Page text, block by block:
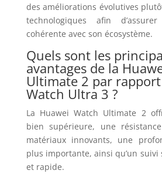
des améliorations évolutives
technologiques afin
cohérente avec son écosystème.
Quels sont les
avantages de la
Ultimate 2 par rapport
Watch Ultra 3 ?
La Huawei Watch Ultimate 2
bien supérieure, une
matériaux innovants, une
plus importante, ainsi qu’un
et rapide.